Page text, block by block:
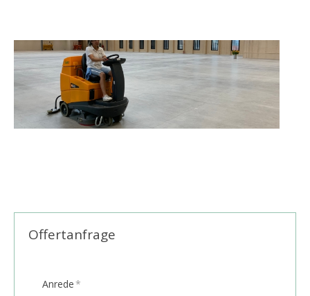
Offertanfrage
Anrede*